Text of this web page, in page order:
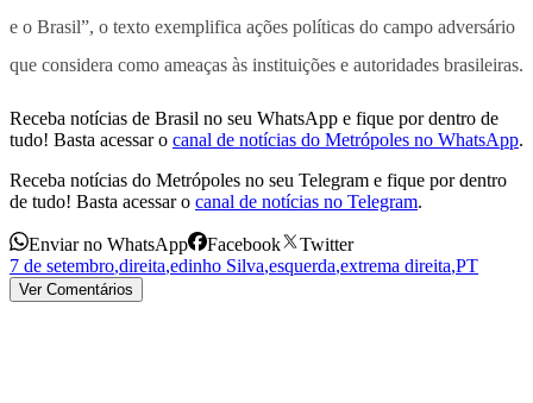
e o Brasil”, o texto exemplifica ações políticas do campo adversário
que considera como ameaças às instituições e autoridades brasileiras.
Receba notícias de Brasil no seu WhatsApp e fique por dentro de
tudo! Basta acessar o canal de notícias do Metrópoles no WhatsApp.
Receba notícias do Metrópoles no seu Telegram e fique por dentro
de tudo! Basta acessar o canal de notícias no Telegram.
Enviar no WhatsApp Facebook
Twitter
7 de setembro,direita,edinho Silva,esquerda,extrema direita,PT
Ver Comentários